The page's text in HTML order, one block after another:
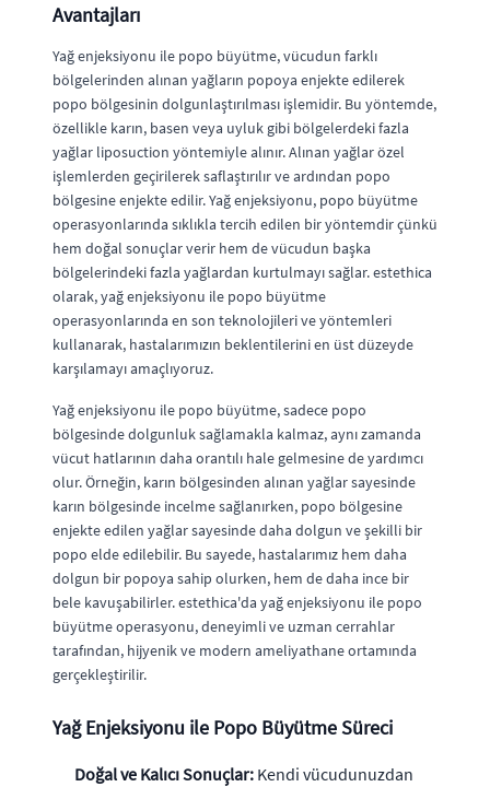
Avantajları
Yağ enjeksiyonu ile popo büyütme, vücudun farklı
bölgelerinden alınan yağların popoya enjekte edilerek
popo bölgesinin dolgunlaştırılması işlemidir. Bu yöntemde,
özellikle karın, basen veya uyluk gibi bölgelerdeki fazla
yağlar liposuction yöntemiyle alınır. Alınan yağlar özel
işlemlerden geçirilerek saflaştırılır ve ardından popo
bölgesine enjekte edilir. Yağ enjeksiyonu, popo büyütme
operasyonlarında sıklıkla tercih edilen bir yöntemdir çünkü
hem doğal sonuçlar verir hem de vücudun başka
bölgelerindeki fazla yağlardan kurtulmayı sağlar. estethica
olarak, yağ enjeksiyonu ile popo büyütme
operasyonlarında en son teknolojileri ve yöntemleri
kullanarak, hastalarımızın beklentilerini en üst düzeyde
karşılamayı amaçlıyoruz.
Yağ enjeksiyonu ile popo büyütme, sadece popo
bölgesinde dolgunluk sağlamakla kalmaz, aynı zamanda
vücut hatlarının daha orantılı hale gelmesine de yardımcı
olur. Örneğin, karın bölgesinden alınan yağlar sayesinde
karın bölgesinde incelme sağlanırken, popo bölgesine
enjekte edilen yağlar sayesinde daha dolgun ve şekilli bir
popo elde edilebilir. Bu sayede, hastalarımız hem daha
dolgun bir popoya sahip olurken, hem de daha ince bir
bele kavuşabilirler. estethica'da yağ enjeksiyonu ile popo
büyütme operasyonu, deneyimli ve uzman cerrahlar
tarafından, hijyenik ve modern ameliyathane ortamında
gerçekleştirilir.
Yağ Enjeksiyonu ile Popo Büyütme Süreci
Doğal ve Kalıcı Sonuçlar: Kendi vücudunuzdan